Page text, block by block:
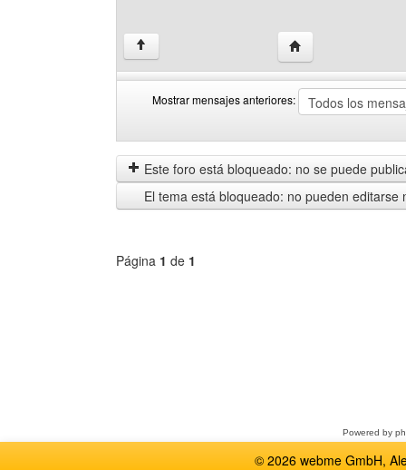
↑ Visitar sitio web del
Mostrar mensajes anteriores:
mensajes
anteriores
by
Este foro está bloqueado: no se puede
El tema está bloqueado: no pueden editarse
Página 1 de 1
Powered by
© 2026 webme GmbH,